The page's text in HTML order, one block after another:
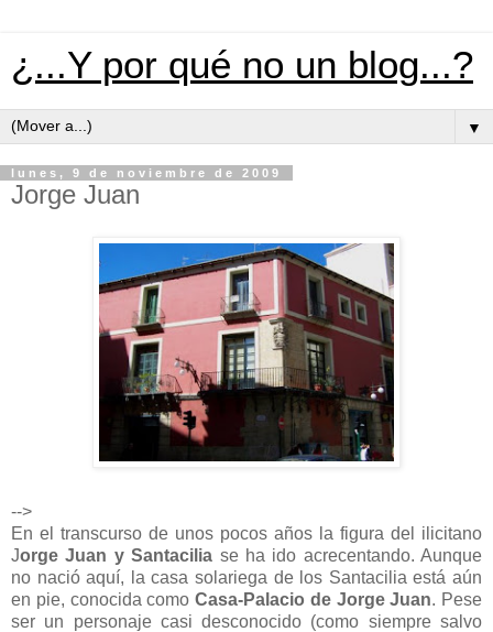
¿...Y por qué no un blog...?
▼
lunes, 9 de noviembre de 2009
Jorge Juan
-->
En el transcurso de unos pocos años la figura del ilicitano
Jorge Juan y Santacilia se ha ido acrecentando. Aunque
no nació aquí, la casa solariega de los Santacilia está aún
en pie, conocida como Casa-Palacio de Jorge Juan. Pese
ser un personaje casi desconocido (como siempre salvo